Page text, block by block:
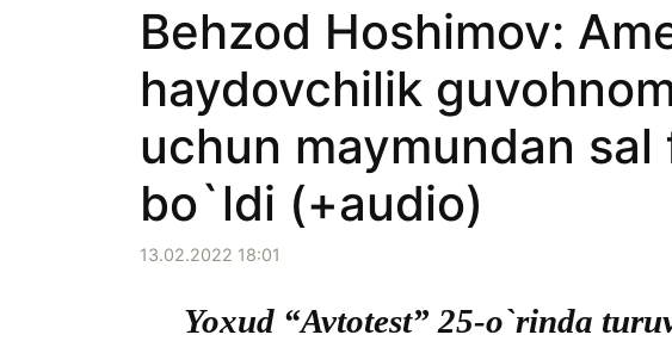
Behzod Hoshimov:
haydovchilik
uchun maymundan
bo`ldi (+audio)
13.02.2022 18:01
Yoxud “Avtotest” 25-o`rinda